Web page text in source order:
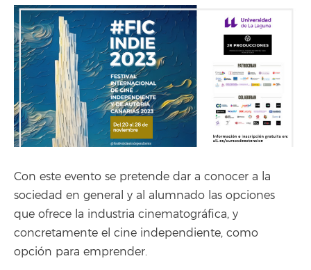
Con este evento se pretende dar a conocer a la
sociedad en general y al alumnado las opciones
que ofrece la industria cinematográfica, y
concretamente el cine independiente, como
opción para emprender.